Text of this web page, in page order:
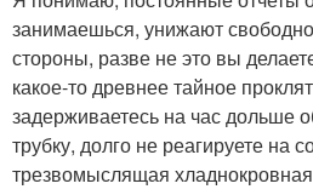
занимаешься, унижают
стороны, разве не это вы
какое-то древнее тайное
задерживаетесь на час дольше
трубку, долго не реагируете на
трезвомыслящая